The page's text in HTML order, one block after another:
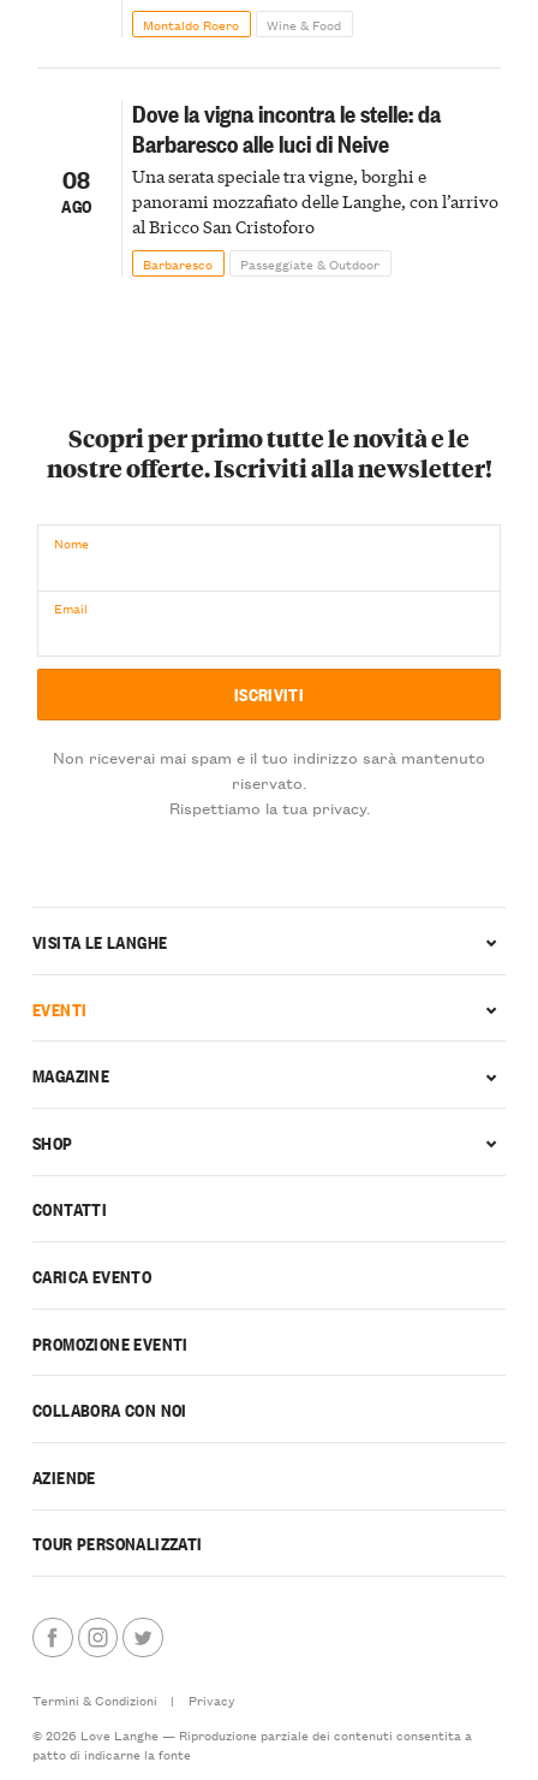
Montaldo Roero Wine & Food
08
AGO
Dove la vigna incontra le stelle: da
Barbaresco alle luci di Neive
Una serata speciale tra vigne, borghi e
panorami mozzafiato delle Langhe, con l’arrivo
al Bricco San Cristoforo
Barbaresco Passeggiate & Outdoor
Scopri per primo tutte le novità e le
nostre offerte. Iscriviti alla newsletter!
Nome
Email
Non riceverai mai spam e il tuo indirizzo sarà mantenuto
riservato.
Rispettiamo la tua privacy.
CONTATTI
CARICA EVENTO
PROMOZIONE EVENTI
COLLABORA CON NOI
AZIENDE
TOUR PERSONALIZZATI
VISITA LE LANGHE
EVENTI
MAGAZINE
SHOP
Termini & Condizioni |
Privacy
© 2026 Love Langhe — Riproduzione parziale dei contenuti consentita a
patto di indicarne la fonte